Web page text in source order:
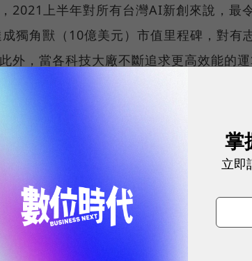
2021上半年對所有台灣AI新創來說，最
獨角獸（10億美元）市值里程碑，對有
外，當各科技大廠不斷追求更高效能的
與製程的情況下，AI晶片新創 Kneron也
策略投資，並加入鴻海領導的MIH電動車
掌
立即